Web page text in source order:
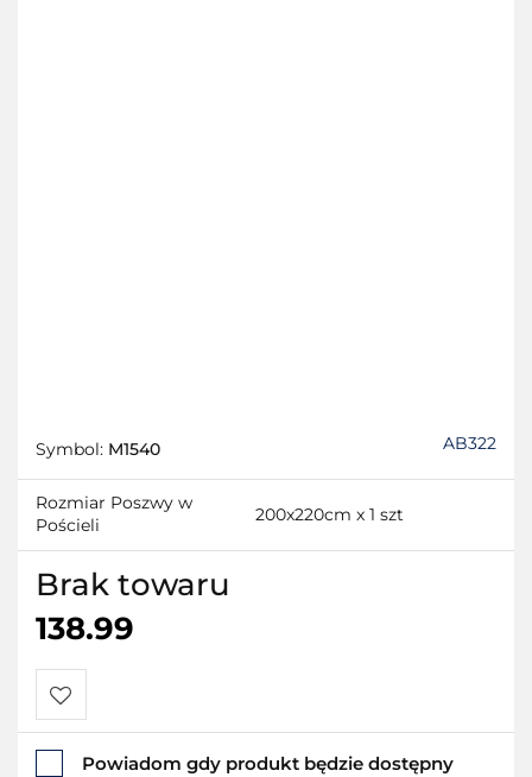
Symbol: M1540 AB322
Rozmiar Poszwy w
Pościeli
200x220cm x 1 szt
Brak towaru
138.99
Do
Powiadom gdy produkt będzie dostępny